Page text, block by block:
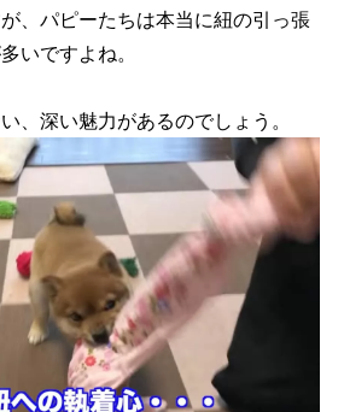
、パピーたちは本当に紐の引っ張
いですよね。
、深い魅力があるのでしょう。